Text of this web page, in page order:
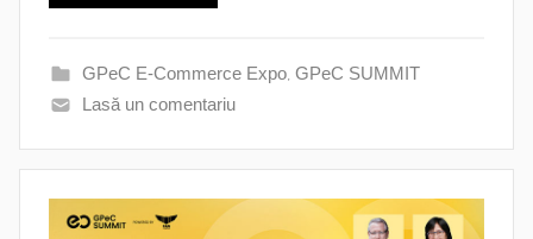
GPeC E-Commerce Expo, GPeC SUMMIT
Lasă un comentariu